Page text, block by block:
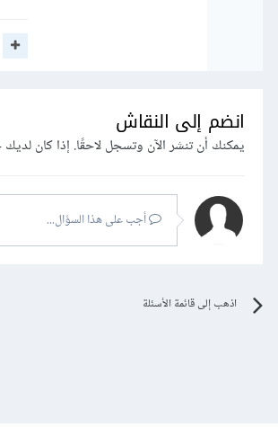
انضم إلى النقاش
يمكنك أن تنشر الآن وتسجل لاحقًا. إذا كان
أجب على هذا السؤال...
اذهب إلى قائمة الأسئلة